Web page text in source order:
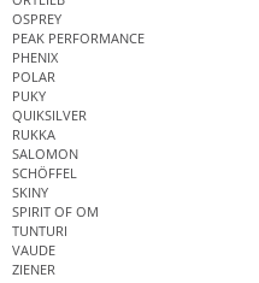
OSPREY
PEAK PERFORMANCE
PHENIX
POLAR
PUKY
QUIKSILVER
RUKKA
SALOMON
SCHÖFFEL
SKINY
SPIRIT OF OM
TUNTURI
VAUDE
ZIENER